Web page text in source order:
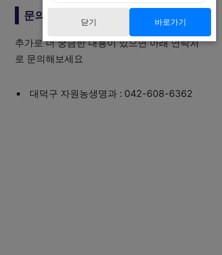
문의처
추가로 더 궁금한 내용이 있으면 아래 연락처
로 문의해보세요
대덕구 자원농생명과 : 042-608-6362
닫기 바로가기